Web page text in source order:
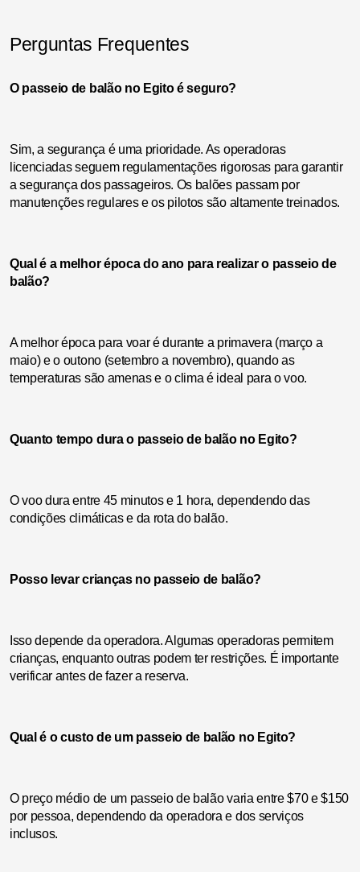
Perguntas Frequentes
O passeio de balão no Egito é seguro?
Sim, a segurança é uma prioridade. As operadoras
licenciadas seguem regulamentações rigorosas para garantir
a segurança dos passageiros. Os balões passam por
manutenções regulares e os pilotos são altamente treinados.
Qual é a melhor época do ano para realizar o passeio de
balão?
A melhor época para voar é durante a primavera (março a
maio) e o outono (setembro a novembro), quando as
temperaturas são amenas e o clima é ideal para o voo.
Quanto tempo dura o passeio de balão no Egito?
O voo dura entre 45 minutos e 1 hora, dependendo das
condições climáticas e da rota do balão.
Posso levar crianças no passeio de balão?
Isso depende da operadora. Algumas operadoras permitem
crianças, enquanto outras podem ter restrições. É importante
verificar antes de fazer a reserva.
Qual é o custo de um passeio de balão no Egito?
O preço médio de um passeio de balão varia entre $70 e $150
por pessoa, dependendo da operadora e dos serviços
inclusos.